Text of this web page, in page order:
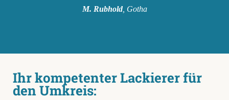
M. Rubhold, Gotha
Ihr kompetenter Lackierer für
den Umkreis: